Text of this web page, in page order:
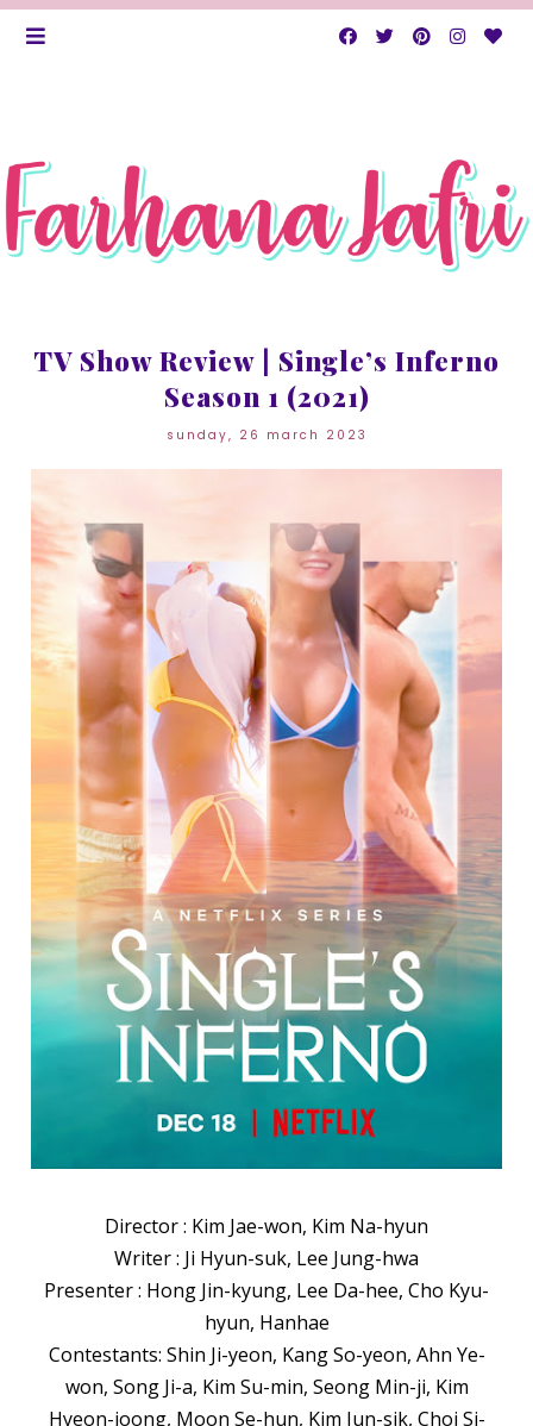
TV Show Review | Single’s Inferno
Season 1 (2021)
sunday, 26 march 2023
Director : Kim Jae-won, Kim Na-hyun
Writer : Ji Hyun-suk, Lee Jung-hwa
Presenter : Hong Jin-kyung, Lee Da-hee, Cho Kyu-
hyun, Hanhae
Contestants: Shin Ji-yeon, Kang So-yeon, Ahn Ye-
won, Song Ji-a, Kim Su-min, Seong Min-ji, Kim
Hyeon-joong, Moon Se-hun, Kim Jun-sik, Choi Si-